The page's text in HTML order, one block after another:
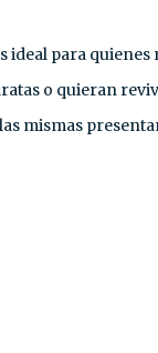
ideal para quienes
o quieran
mismas